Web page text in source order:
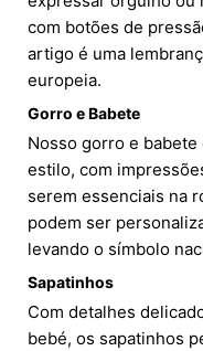
com botões de
artigo é uma
europeia.
Gorro e Babete
Nosso gorro e
estilo, com
serem essenciais na
podem ser
levando o símbolo
Sapatinhos
Com detalhes
bebé, os sapatinhos